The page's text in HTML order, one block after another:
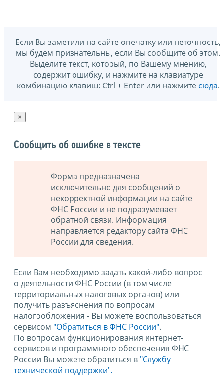
Если Вы заметили на сайте опечатку или неточность,
мы будем признательны, если Вы сообщите об этом.
Выделите текст, который, по Вашему мнению,
содержит ошибку, и нажмите на клавиатуре
комбинацию клавиш: Ctrl + Enter или нажмите сюда.
×
Сообщить об ошибке в тексте
Форма предназначена
исключительно для сообщений о
некорректной информации на сайте
ФНС России и не подразумевает
обратной связи. Информация
направляется редактору сайта ФНС
России для сведения.
Если Вам необходимо задать какой-либо вопрос
о деятельности ФНС России (в том числе
территориальных налоговых органов) или
получить разъяснения по вопросам
налогообложения - Вы можете воспользоваться
сервисом "Обратиться в ФНС России".
По вопросам функционирования интернет-
сервисов и программного обеспечения ФНС
России Вы можете обратиться в "Службу
технической поддержки".